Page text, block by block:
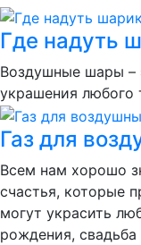
Где надуть
Воздушные шары –
украшения любого
Газ для
Всем нам хорошо
счастья, которые
могут украсить
рождения,